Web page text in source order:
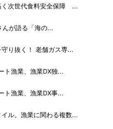
く次世代食料安全保障 ...
んが語る「海の...
り抜く！ 老舗ガス専...
ト漁業、漁業DX独...
ト漁業、漁業DX事...
イル。漁業に関わる複数...